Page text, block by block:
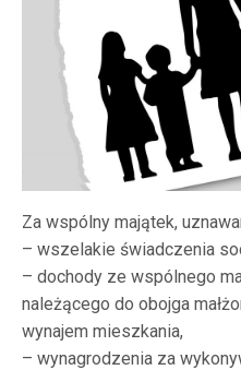
Za wspólny majątek,
– wszelakie świadczenia
– dochody ze wspólnego
należącego do obojga
wynajem mieszkania,
– wynagrodzenia za